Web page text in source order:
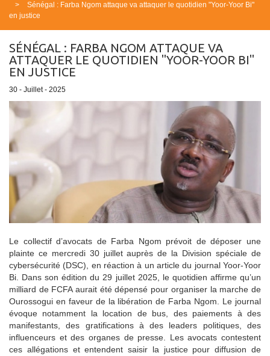
Sénégal : Farba Ngom attaque va attaquer le quotidien "Yoor-Yoor Bi"
en justice
SÉNÉGAL : FARBA NGOM ATTAQUE VA
ATTAQUER LE QUOTIDIEN "YOOR-YOOR BI"
EN JUSTICE
30 - Juillet - 2025
Le collectif d’avocats de Farba Ngom prévoit de déposer une
plainte ce mercredi 30 juillet auprès de la Division spéciale de
cybersécurité (DSC), en réaction à un article du journal Yoor-Yoor
Bi. Dans son édition du 29 juillet 2025, le quotidien affirme qu’un
milliard de FCFA aurait été dépensé pour organiser la marche de
Ourossogui en faveur de la libération de Farba Ngom. Le journal
évoque notamment la location de bus, des paiements à des
manifestants, des gratifications à des leaders politiques, des
influenceurs et des organes de presse. Les avocats contestent
ces allégations et entendent saisir la justice pour diffusion de